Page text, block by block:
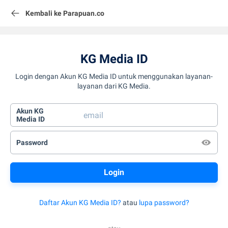
Kembali ke Parapuan.co
KG Media ID
Login dengan Akun KG Media ID untuk menggunakan layanan-
layanan dari KG Media.
Akun KG
Media ID
Password
Daftar Akun KG Media ID? atau lupa password?